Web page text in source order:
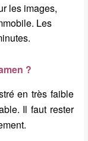
les images,
Les
?
en très faible
Il faut rester